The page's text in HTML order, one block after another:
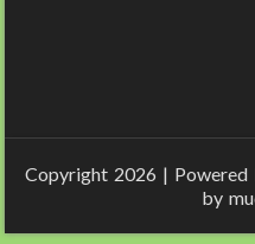
Copyright 2026 | Powered
by